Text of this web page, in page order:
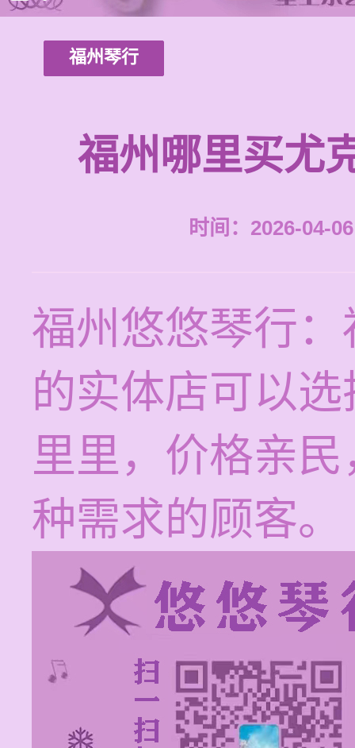
福州琴行
福州哪里买尤
时间：2026-04-
福州悠悠琴行
的实体店可以
里里，价格亲
种需求的顾客。